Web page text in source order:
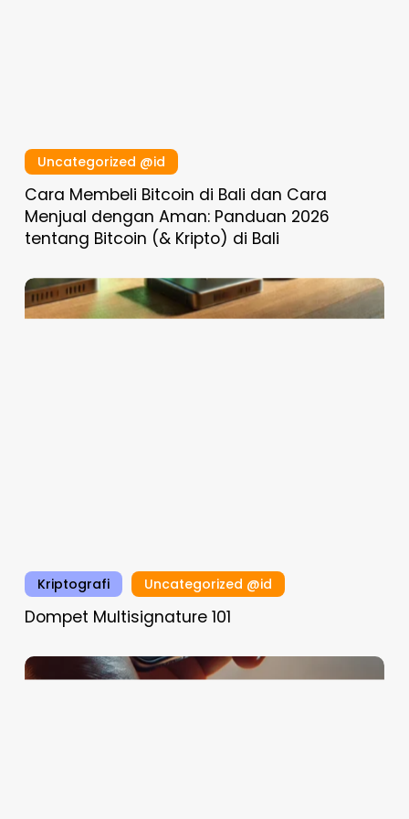
Uncategorized @id
Cara Membeli Bitcoin di Bali dan Cara
Menjual dengan Aman: Panduan 2026
tentang Bitcoin (& Kripto) di Bali
Kriptografi Uncategorized @id
Dompet Multisignature 101